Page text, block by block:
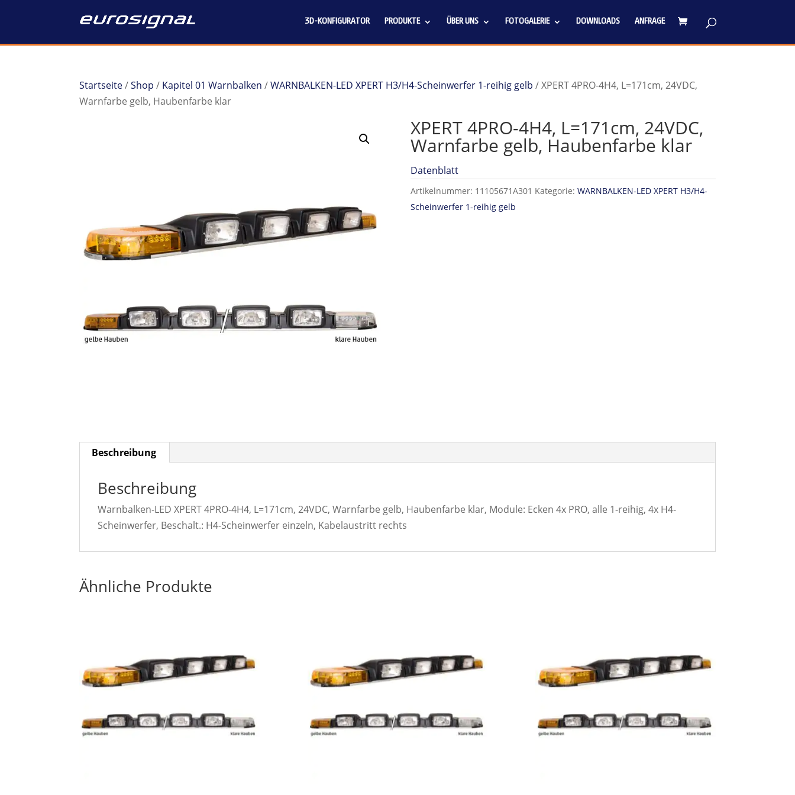
3D-KONFIGURATOR PRODUKTE ÜBER UNS FOTOGALERIE DOWNLOADS ANFRAGE
Startseite/Shop / Kapitel 01 Warnbalken /WARNBALKEN-LED XPERT H3/H4-Scheinwerfer 1-reihig gelb / XPERT 4PRO-4H4, L=171cm, 24VDC,
Warnfarbe gelb, Haubenfarbe klar
XPERT 4PRO-4H4, L=171cm, 24VDC,
Warnfarbe gelb, Haubenfarbe klar
Datenblatt
Artikelnummer: 11105671A301 Kategorie: WARNBALKEN-LED XPERT H3/H4-
Scheinwerfer 1-reihig gelb
Beschreibung
Beschreibung
Warnbalken-LED XPERT 4PRO-4H4, L=171cm, 24VDC, Warnfarbe gelb, Haubenfarbe klar, Module: Ecken 4x PRO, alle 1-reihig, 4x H4-
Scheinwerfer, Beschalt.: H4-Scheinwerfer einzeln, Kabelaustritt rechts
Ähnliche Produkte